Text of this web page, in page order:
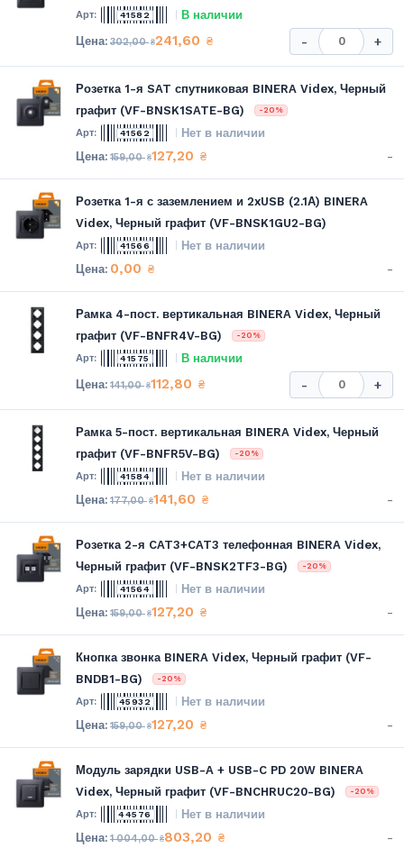
41582 В наличии
302,00₴241,60 ₴ - +
Розетка 1-я SAT спутниковая BINERA Videx, Черный
графит (VF-BNSK1SATE-BG)
-20%
41562 Нет в наличии
159,00₴127,20 ₴ -
Розетка 1-я с заземлением и 2xUSB (2.1А) BINERA
Videx, Черный графит (VF-BNSK1GU2-BG)
41566 Нет в наличии
0,00 ₴ -
Рамка 4-пост. вертикальная BINERA Videx, Черный
графит (VF-BNFR4V-BG)
-20%
41575 В наличии
141,00₴112,80 ₴ - +
Рамка 5-пост. вертикальная BINERA Videx, Черный
графит (VF-BNFR5V-BG)
-20%
41584 Нет в наличии
177,00₴141,60 ₴ -
Розетка 2-я CAT3+CAT3 телефонная BINERA Videx,
Черный графит (VF-BNSK2TF3-BG)
-20%
41564 Нет в наличии
159,00₴127,20 ₴ -
Кнопка звонка BINERA Videx, Черный графит (VF-
BNDB1-BG)
-20%
45932 Нет в наличии
159,00₴127,20 ₴ -
Модуль зарядки USB-A + USB-C PD 20W BINERA
Videx, Черный графит (VF-BNCHRUC20-BG)
-20%
44576 Нет в наличии
1 004,00₴803,20 ₴ -